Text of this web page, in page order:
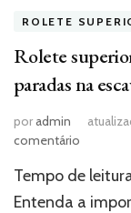
ROLETE
Rolete
paradas na
poradmin
comentário
superior:
a
Tempo de
Entenda a